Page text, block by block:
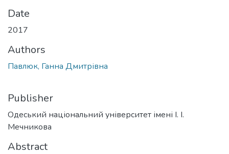
Date
2017
Authors
Павлюк, Ганна Дмитрівна
Publisher
Одеський національний університет імені І. І.
Мечникова
Abstract